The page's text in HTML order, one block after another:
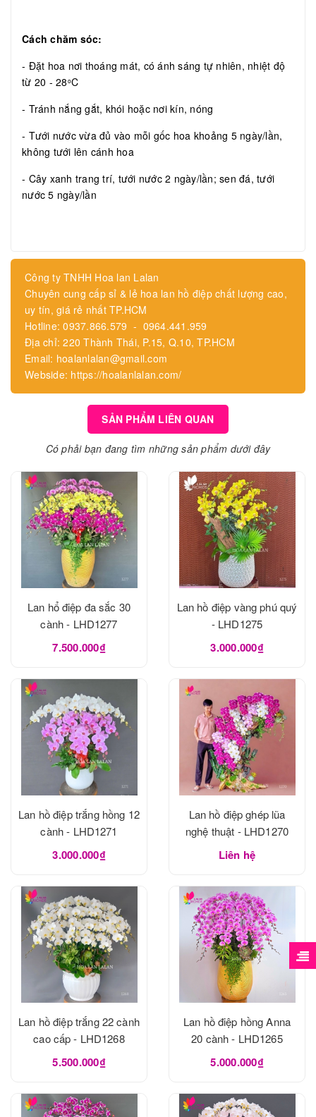
Cách chăm sóc:
- Đặt hoa nơi thoáng mát, có ánh sáng tự nhiên, nhiệt độ
từ 20 - 28oC
- Tránh nắng gắt, khói hoặc nơi kín, nóng
- Tưới nước vừa đủ vào mỗi gốc hoa khoảng 5 ngày/lần,
không tưới lên cánh hoa
- Cây xanh trang trí, tưới nước 2 ngày/lần; sen đá, tưới
nước 5 ngày/lần
Công ty TNHH Hoa lan Lalan
Chuyên cung cấp sỉ & lẻ hoa lan hồ điệp chất lượng cao,
uy tín, giá rẻ nhất TP.HCM
Hotline: 0937.866.579 - 0964.441.959
Địa chỉ: 220 Thành Thái, P.15, Q.10, TP.HCM
Email: hoalanlalan@gmail.com
Webside: https://hoalanlalan.com/
SẢN PHẨM LIÊN QUAN
Có phải bạn đang tìm những sản phẩm dưới đây
Lan hổ điệp đa sắc 30
cành - LHD1277
7.500.000₫
Lan hồ điệp vàng phú quý
- LHD1275
3.000.000₫
Lan hồ điệp trắng hồng 12
cành - LHD1271
3.000.000₫
Lan hồ điệp ghép lũa
nghệ thuật - LHD1270
Liên hệ
Lan hồ điệp trắng 22 cành
cao cấp - LHD1268
5.500.000₫
Lan hồ điệp hồng Anna
20 cành - LHD1265
5.000.000₫